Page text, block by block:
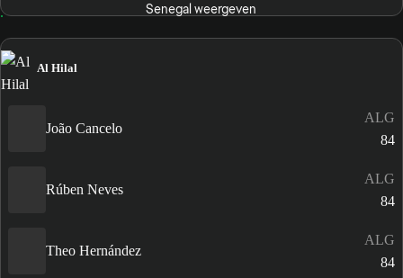
Senegal weergeven
Al Hilal
João Cancelo
ALG
84
Rúben Neves
ALG
84
Theo Hernández
ALG
84